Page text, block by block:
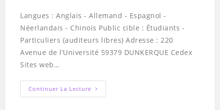
Langues : Anglais - Allemand - Espagnol -
Néerlandais - Chinois Public cible : Étudiants -
Particuliers (auditeurs libres) Adresse : 220
Avenue de l’Université 59379 DUNKERQUE Cedex
Sites web…
Continuer La Lecture Université
Du